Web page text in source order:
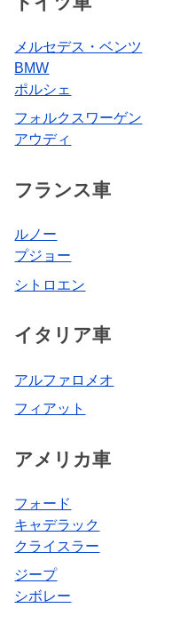
メルセデス・ベンツ
BMW
ポルシェ
フォルクスワーゲン
アウディ
フランス車
ルノー
プジョー
シトロエン
イタリア車
アルファロメオ
フィアット
アメリカ車
フォード
キャデラック
クライスラー
ジープ
シボレー